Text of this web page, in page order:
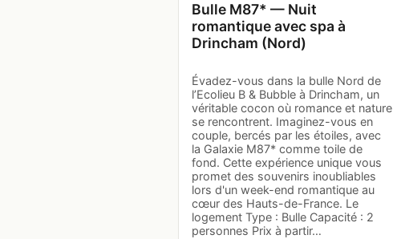
Bulle M87* — Nuit
romantique avec spa à
Drincham (Nord)
Évadez-vous dans la bulle Nord de
l’Ecolieu B & Bubble à Drincham, un
véritable cocon où romance et nature
se rencontrent. Imaginez-vous en
couple, bercés par les étoiles, avec
la Galaxie M87* comme toile de
fond. Cette expérience unique vous
promet des souvenirs inoubliables
lors d'un week-end romantique au
cœur des Hauts-de-France. Le
logement Type : Bulle Capacité : 2
personnes Prix à partir…